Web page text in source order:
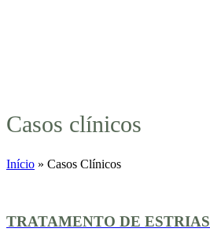
Casos clínicos
Início » Casos Clínicos
TRATAMENTO DE ESTRIAS